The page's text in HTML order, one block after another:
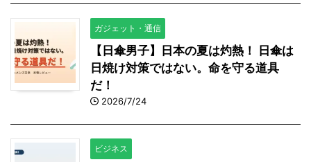
ガジェット・通信
【日傘男子】日本の夏は灼熱！ 日傘は
日焼け対策ではない。命を守る道具
だ！
2026/7/24
ビジネス